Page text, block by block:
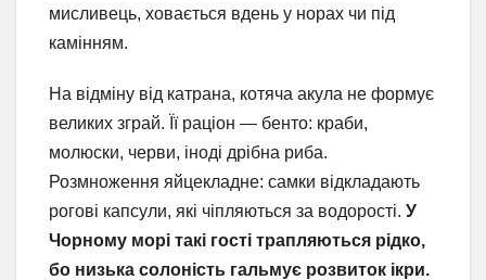
мисливець, ховається вдень у норах чи під
камінням.
На відміну від катрана, котяча акула не формує
великих зграй. Її раціон — бенто: краби,
молюски, черви, іноді дрібна риба.
Розмноження яйцекладне: самки відкладають
рогові капсули, які чіпляються за водорості. У
Чорному морі такі гості трапляються рідко,
бо низька солоність гальмує розвиток ікри.